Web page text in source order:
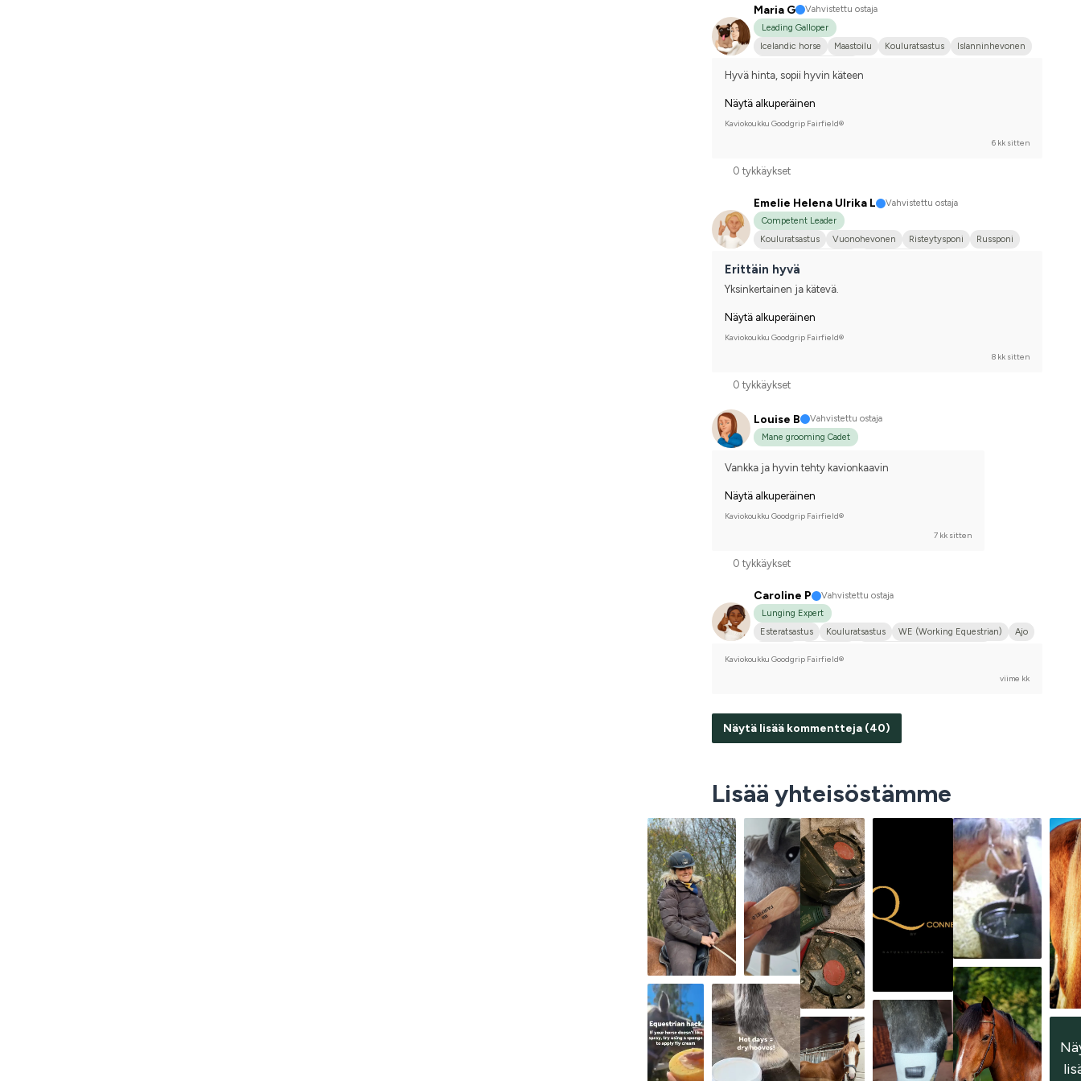
Maria G
Vahvistettu ostaja
Leading Galloper
Icelandic horse
Maastoilu Kouluratsastus
Islanninhevonen
Hyvä hinta, sopii hyvin käteen
Näytä alkuperäinen
Kaviokoukku Goodgrip Fairfield®
6 kk sitten
0 tykkäykset
Emelie Helena Ulrika L
Vahvistettu ostaja
Competent Leader
Kouluratsastus
Vuonohevonen Risteytysponi
Russponi
Ruotsin puoliverinen (SWB)
Erittäin hyvä
Yksinkertainen ja kätevä.
Näytä alkuperäinen
Kaviokoukku Goodgrip Fairfield®
8 kk sitten
0 tykkäykset
Louise B
Vahvistettu ostaja
Mane grooming Cadet
Vankka ja hyvin tehty kavionkaavin
Näytä alkuperäinen
Kaviokoukku Goodgrip Fairfield®
7 kk sitten
0 tykkäykset
Caroline P
Vahvistettu ostaja
Lunging Expert
Esteratsastus
Kouluratsastus WE (Working Equestrian)
Ajo
Kaviokoukku Goodgrip Fairfield®
viime kk
Näytä lisää kommentteja (40)
Lisää yhteisöstämme